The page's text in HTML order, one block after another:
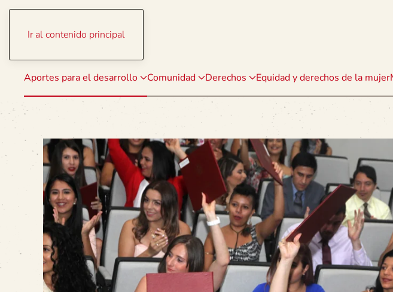
Ir al contenido principal
Aportes para el desarrollo Comunidad Derechos Equidad y derechos de la mujer